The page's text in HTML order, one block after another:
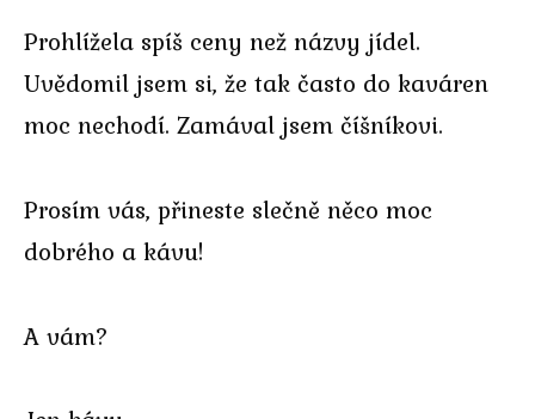
Prohlížela spíš ceny než názvy jídel.
Uvědomil jsem si, že tak často do kaváren
moc nechodí. Zamával jsem číšníkovi.
Prosím vás, přineste slečně něco moc
dobrého a kávu!
A vám?